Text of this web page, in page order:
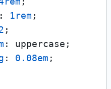
: 1rem ;
;
: uppercase;
: 0.08em ;